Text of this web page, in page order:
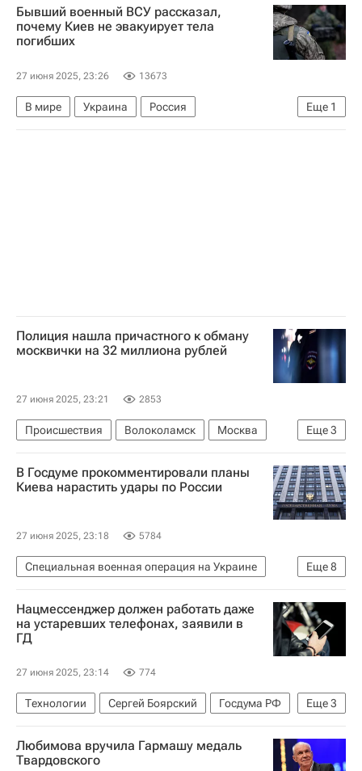
Следственный комитет России (СК РФ)
Бывший военный ВСУ рассказал,
почему Киев не эвакуирует тела
погибших
27 июня 2025, 23:26 13673
Еще 1
В мире Украина
Россия
Вооруженные силы Украины
Полиция нашла причастного к обману
москвички на 32 миллиона рублей
27 июня 2025, 23:21 2853
Еще3
Происшествия Волоколамск
Москва
Министерство внутренних дел РФ (МВД России)
мошенники
Мошенничество
В Госдуме прокомментировали планы
Киева нарастить удары по России
27 июня 2025, 23:18 5784
Еще8
Специальная военная операция на Украине
Россия
Киев
Украина
Владимир Путин
Рустем Умеров
Леонид Ивлев
Служба безопасности Украины
Нацмессенджер должен работать даже
на устаревших телефонах, заявили в
ГД
27 июня 2025, 23:14 774
Еще3
Технологии Сергей Боярский
Госдума РФ
Россия
Мессенджеры Мессенджер
Любимова вручила Гармашу медаль
Твардовского